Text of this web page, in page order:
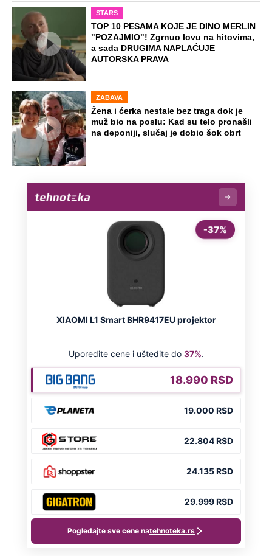
STARS
TOP 10 PESAMA KOJE JE DINO MERLIN
"POZAJMIO"! Zgrnuo lovu na hitovima,
a sada DRUGIMA NAPLAĆUJE
AUTORSKA PRAVA
ZABAVA
Žena i ćerka nestale bez traga dok je
muž bio na poslu: Kad su telo pronašli
na deponiji, slučaj je dobio šok obrt